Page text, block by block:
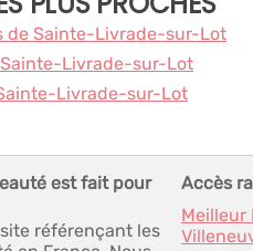
de Sainte-Livrade-sur-Lot
Livrade-sur-Lot
Livrade-sur-Lot
est fait pour
référençant les
Accès
Meilleur